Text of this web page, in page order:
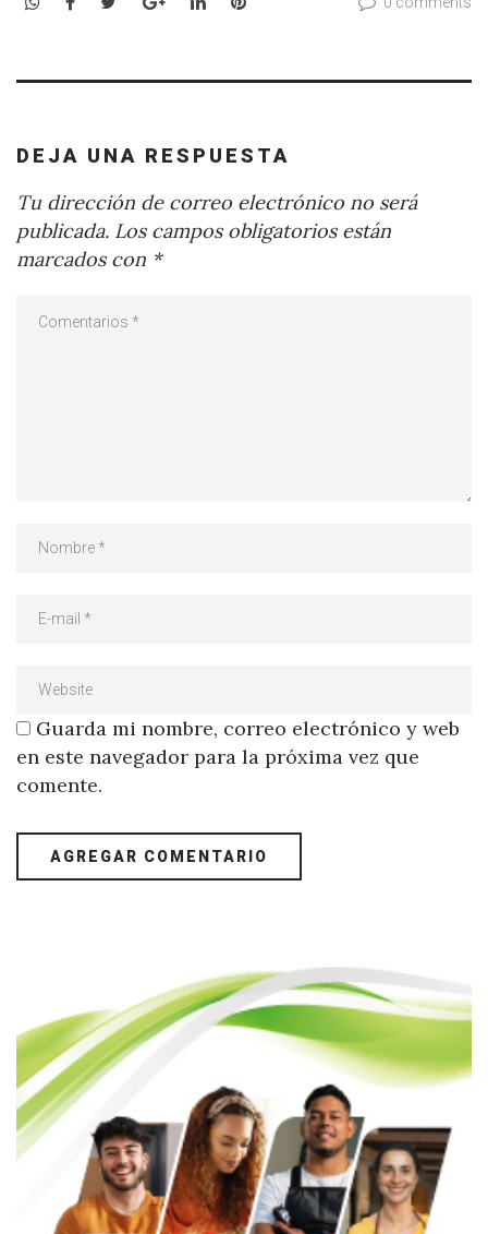
DEJA UNA RESPUESTA
Tu dirección de correo electrónico no será
publicada. Los campos obligatorios están
marcados con *
Guarda mi nombre, correo electrónico y web
en este navegador para la próxima vez que
comente.